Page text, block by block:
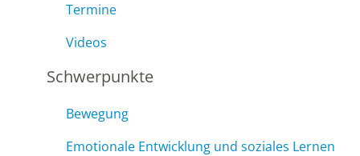
Termine
Videos
Schwerpunkte
Bewegung
Emotionale Entwicklung und soziales Lernen